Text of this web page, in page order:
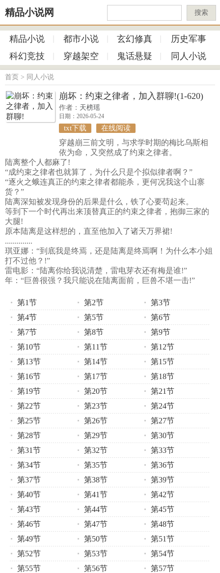
精品小说网 搜索
精品小说 都市小说 玄幻修真
历史军事
科幻竞技
穿越架空 鬼话悬疑 同人小说
首页 > 同人小说
崩坏：约束之律者，加入群聊!(1-620)
作者： 天榜瑶
日期：2026-05-24
txt下载 在线阅读
穿越崩三前文明，与求学时期的梅比乌斯相
依为命，又突然成了约束之律者。
陆离整个人都麻了!
“成约束之律者也就算了，为什么只是个拟似律者啊？”
“逐火之蛾连真正的约束之律者都能杀，更何况我这个山寨
货？”
陆离深知被发现身份的后果是什么，铁了心要苟起来。
等到下一个时代再出来顶替真正的约束之律者，抱御三家的
大腿!
原本陆离是这样想的，直至他加入了诸天万界裙!
..............
琪亚娜：“到底我是终焉，还是陆离是终焉啊！为什么本小姐
打不过他？!”
雷电影：“陆离你给我说清楚，雷电芽衣还有梅是谁!”
年：“巨兽很强？我只能说在陆离面前，巨兽不堪一击!”
第1节 第2节
第3节
第4节
第5节
第6节
第7节
第8节
第9节
第10节
第11节
第12节
第13节
第14节
第15节
第16节
第17节
第18节
第19节
第20节
第21节
第22节
第23节
第24节
第25节
第26节
第27节
第28节
第29节
第30节
第31节
第32节
第33节
第34节
第35节
第36节
第37节
第38节
第39节
第40节
第41节
第42节
第43节
第44节
第45节
第46节
第47节
第48节
第49节
第50节
第51节
第52节
第53节
第54节
第55节
第56节
第57节